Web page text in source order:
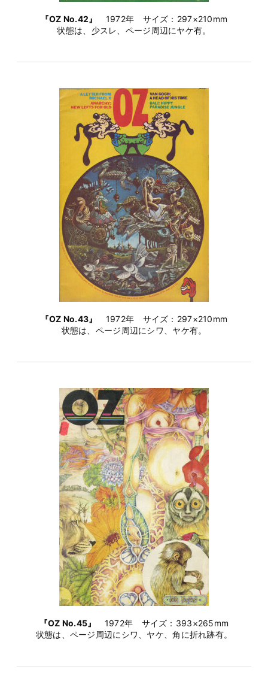
『OZ No.42』
1972年 サイズ：297×210mm
状態は、少スレ、ページ周辺にヤケ有。
『OZ No.43』
1972年 サイズ：297×210mm
状態は、ページ周辺にシワ、ヤケ有。
『OZ No.45』
1972年 サイズ：393×265mm
状態は、ページ周辺にシワ、ヤケ、角に折れ跡有。